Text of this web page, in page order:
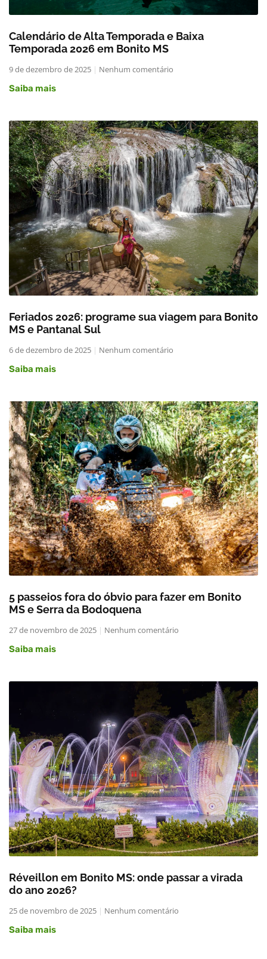
Calendário de Alta Temporada e Baixa
Temporada 2026 em Bonito MS
9 de dezembro de 2025
Nenhum comentário
Saiba mais
Feriados 2026: programe sua viagem para Bonito
MS e Pantanal Sul
6 de dezembro de 2025
Nenhum comentário
Saiba mais
5 passeios fora do óbvio para fazer em Bonito
MS e Serra da Bodoquena
27 de novembro de 2025
Nenhum comentário
Saiba mais
Réveillon em Bonito MS: onde passar a virada
do ano 2026?
25 de novembro de 2025
Nenhum comentário
Saiba mais